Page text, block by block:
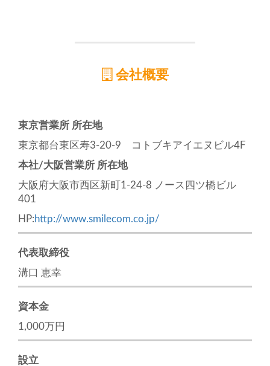
会社概要
東京営業所 所在地
東京都台東区寿3-20-9 コトブキアイエヌビル4F
本社/大阪営業所 所在地
大阪府大阪市西区新町1-24-8 ノース四ツ橋ビル
401
HP:http://www.smilecom.co.jp/
代表取締役
溝口 恵幸
資本金
1,000万円
設立